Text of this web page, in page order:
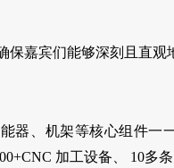
保嘉宾们能够深刻且直
器、机架等核心组件一
加工设备、 10多